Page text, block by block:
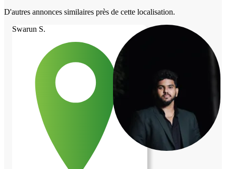
D'autres annonces similaires près de cette localisation.
Swarun S.